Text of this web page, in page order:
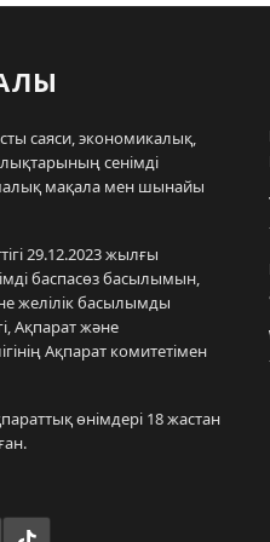
саяси, экономикалық,
сенімді
мақала мен шынайы
29.12.2023 жылғы
баспасөз басылымын,
желілік басылымды
Ақпарат және
Ақпарат комитетімен
өнімдері 18 жастан